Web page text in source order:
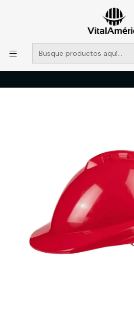
POR SISTEMA FRONTAL SOLO RETIROS
MUCHAS GRACIAS +569 5956 2237
Leer más
Inicio PROTECCION
CASCO MILENIUM LIBUS ROJO